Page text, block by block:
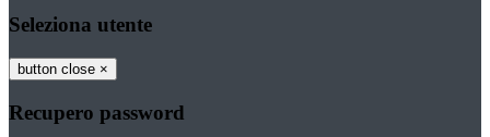
Seleziona utente
button close ×
Recupero password